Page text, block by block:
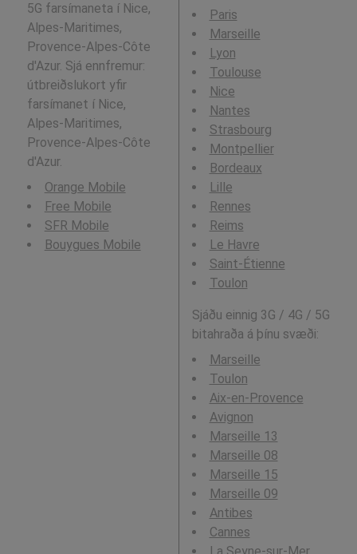
5G farsímaneta í Nice,
Alpes-Maritimes,
Provence-Alpes-Côte
d'Azur. Sjá ennfremur:
útbreiðslukort yfir
farsímanet í Nice,
Alpes-Maritimes,
Provence-Alpes-Côte
d'Azur.
Orange Mobile
Free Mobile
SFR Mobile
Bouygues Mobile
Paris
Marseille
Lyon
Toulouse
Nice
Nantes
Strasbourg
Montpellier
Bordeaux
Lille
Rennes
Reims
Le Havre
Saint-Étienne
Toulon
Sjáðu einnig 3G / 4G / 5G
bitahraða á þínu svæði:
Marseille
Toulon
Aix-en-Provence
Avignon
Marseille 13
Marseille 08
Marseille 15
Marseille 09
Antibes
Cannes